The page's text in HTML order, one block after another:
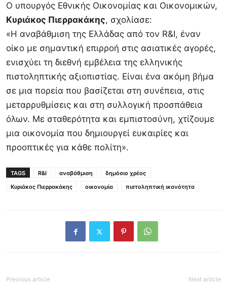
Ο υπουργός Εθνικής Οικονομίας και Οικονομικών,
Κυριάκος Πιερρακάκης, σχολίασε:
«Η αναβάθμιση της Ελλάδας από τον R&I, έναν
οίκο με σημαντική επιρροή στις ασιατικές αγορές,
ενισχύει τη διεθνή εμβέλεια της ελληνικής
πιστοληπτικής αξιοπιστίας. Είναι ένα ακόμη βήμα
σε μια πορεία που βασίζεται στη συνέπεια, στις
μεταρρυθμίσεις και στη συλλογική προσπάθεια
όλων. Με σταθερότητα και εμπιστοσύνη, χτίζουμε
μια οικονομία που δημιουργεί ευκαιρίες και
προοπτικές για κάθε πολίτη».
TAGS R&I αναβάθμιση
δημόσιο χρέος
Κυριάκος Πιερρακάκης
οικονομία πιστοληπτική ικανότητα
Previous article Next article